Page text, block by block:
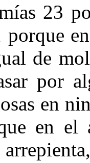
23
de
por
en
en